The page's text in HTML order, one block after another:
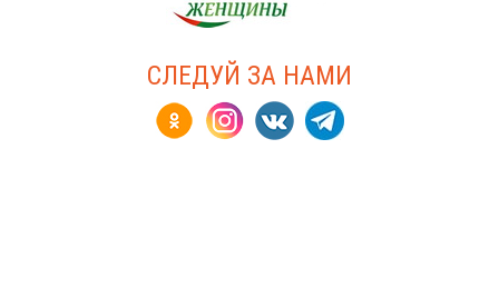
СЛЕДУЙ ЗА НАМИ